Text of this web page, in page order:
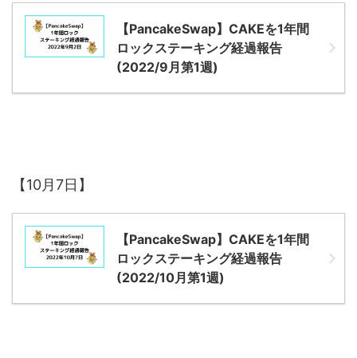
【PancakeSwap】CAKEを1年間
ロックステーキング経過報告
(2022/9月第1週)
【10月7日】
【PancakeSwap】CAKEを1年間
ロックステーキング経過報告
(2022/10月第1週)